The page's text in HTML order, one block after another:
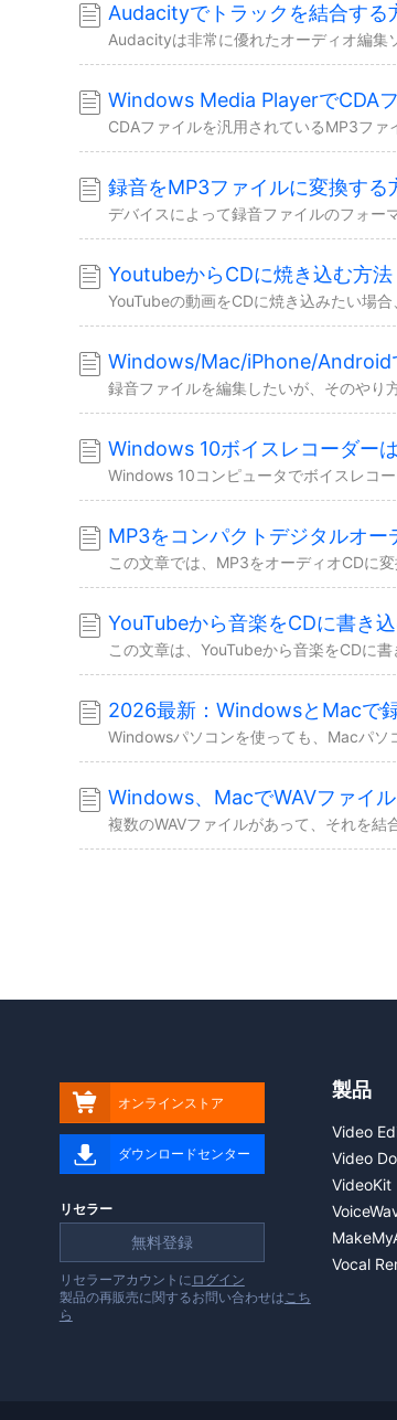
Audacityでトラックを結合する
Windows Media PlayerでCDA
録音をMP3ファイルに変換する
YoutubeからCDに焼き込む方法
Windows/Mac/iPhone/Android
YouTubeから音楽をCDに書き
2026最新：WindowsとMacで
Windows、MacでWAVファイ
 オンラインストア
 ダウンロードセンター
リセラー
無料登録
リセラーアカウントに ログイン
製品の再販売に関するお問い合わせはこち
ら
製品
Video
Video
VideoKit
Vocal